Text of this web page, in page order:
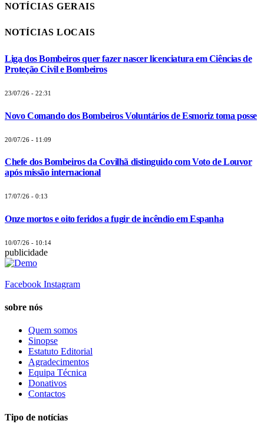
NOTÍCIAS GERAIS
NOTÍCIAS LOCAIS
Liga dos Bombeiros quer fazer nascer licenciatura em Ciências de
Proteção Civil e Bombeiros
23/07/26 - 22:31
Novo Comando dos Bombeiros Voluntários de Esmoriz toma posse
20/07/26 - 11:09
Chefe dos Bombeiros da Covilhã distinguido com Voto de Louvor
após missão internacional
17/07/26 - 0:13
Onze mortos e oito feridos a fugir de incêndio em Espanha
10/07/26 - 10:14
publicidade
Facebook Instagram
sobre nós
Quem somos
Sinopse
Estatuto Editorial
Agradecimentos
Equipa Técnica
Donativos
Contactos
Tipo de notícias